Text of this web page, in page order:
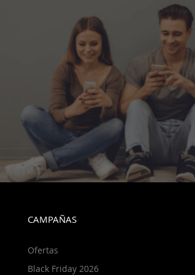
CAMPAÑAS
Ofertas
Black Friday 2026